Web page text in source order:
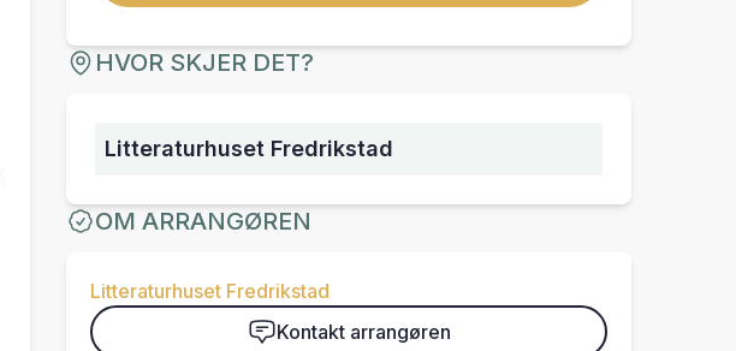
HVOR SKJER DET?
Litteraturhuset Fredrikstad
OM ARRANGØREN
Litteraturhuset Fredrikstad
Kontakt arrangøren